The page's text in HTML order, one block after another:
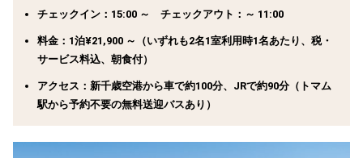
チェックイン：15:00 ～ チェックアウト：～ 11:00
料金：1泊¥21,900 ～（いずれも2名1室利用時1名あたり、税・
サービス料込、朝食付）
アクセス：新千歳空港から車で約100分、JRで約90分（トマム
駅から予約不要の無料送迎バスあり）